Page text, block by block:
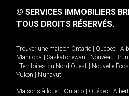
© SERVICES IMMOBILIERS
TOUS DROITS RÉSERVÉS.
Trouver une maison Ontario Québec
Manitoba
Saskatchewan Nouveau-
Territoires du Nord-Ouest Nouvelle-
Yukon
Nunavut.
Maisons à louer - Ontario Québec